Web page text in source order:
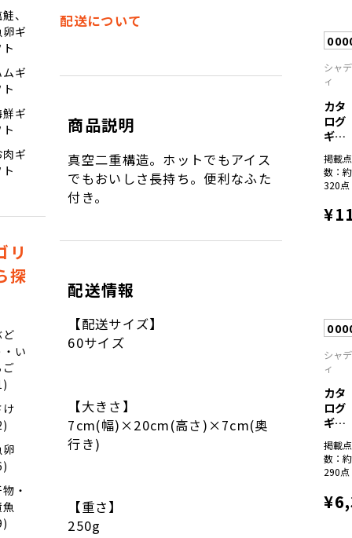
、
ギ
ギ
ギ
ギ
リ
探
い
・
配送について
商品説明
真空二重構造。ホットでもアイス
でもおいしさ長持ち。便利なふた
付き。
配送情報
【配送サイズ】
60サイズ
【大きさ】
7cm(幅)×20cm(高さ)×7cm(奥
行き)
【重さ】
250g
シャデ
ィ
カタ
ログ
ギフ
彩...
掲載点
数：約
320点
シャデ
ィ
カタ
ログ
ギフ
彩...
掲載点
数：約
290点